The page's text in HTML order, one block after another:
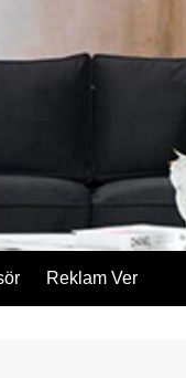
Reklam Ver